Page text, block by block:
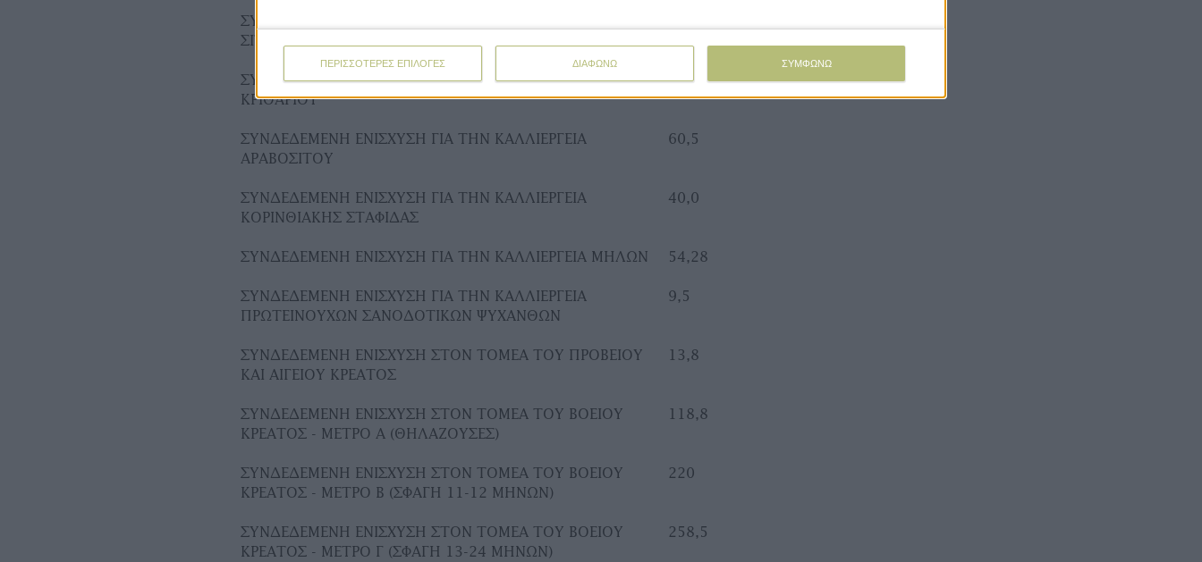
ΠΕΡΙΣΣΟΤΕΡΕΣ ΕΠΙΛΟΓΕΣ ΔΙΑΦΩΝΩ ΣΥΜΦΩΝΩ
ΣΥΝΔΕΔΕΜΕΝΗ ΕΝΙΣΧΥΣΗ ΓΙΑ ΤΗΝ ΚΑΛΛΙΕΡΓΕΙΑ ΜΑΛΑΚΟΥ
ΣΙΤΟΥ
ΣΥΝΔΕΔΕΜΕΝΗ ΕΝΙΣΧΥΣΗ ΓΙΑ ΤΗΝ ΚΑΛΛΙΕΡΓΕΙΑ
ΚΡΙΘΑΡΙΟΥ
11,5
ΣΥΝΔΕΔΕΜΕΝΗ ΕΝΙΣΧΥΣΗ ΓΙΑ ΤΗΝ ΚΑΛΛΙΕΡΓΕΙΑ
ΑΡΑΒΟΣΙΤΟΥ
60,5
ΣΥΝΔΕΔΕΜΕΝΗ ΕΝΙΣΧΥΣΗ ΓΙΑ ΤΗΝ ΚΑΛΛΙΕΡΓΕΙΑ
ΚΟΡΙΝΘΙΑΚΗΣ ΣΤΑΦΙΔΑΣ
40,0
ΣΥΝΔΕΔΕΜΕΝΗ ΕΝΙΣΧΥΣΗ ΓΙΑ ΤΗΝ ΚΑΛΛΙΕΡΓΕΙΑ ΜΗΛΩΝ 54,28
ΣΥΝΔΕΔΕΜΕΝΗ ΕΝΙΣΧΥΣΗ ΓΙΑ ΤΗΝ ΚΑΛΛΙΕΡΓΕΙΑ
ΠΡΩΤΕΙΝΟΥΧΩΝ ΣΑΝΟΔΟΤΙΚΩΝ ΨΥΧΑΝΘΩΝ
9,5
ΣΥΝΔΕΔΕΜΕΝΗ ΕΝΙΣΧΥΣΗ ΣΤΟΝ ΤΟΜΕΑ ΤΟΥ ΠΡΟΒΕΙΟΥ
ΚΑΙ ΑΙΓΕΙΟΥ ΚΡΕΑΤΟΣ
13,8
ΣΥΝΔΕΔΕΜΕΝΗ ΕΝΙΣΧΥΣΗ ΣΤΟΝ ΤΟΜΕΑ ΤΟΥ ΒΟΕΙΟΥ
ΚΡΕΑΤΟΣ - ΜΕΤΡΟ Α (ΘΗΛΑΖΟΥΣΕΣ)
118,8
ΣΥΝΔΕΔΕΜΕΝΗ ΕΝΙΣΧΥΣΗ ΣΤΟΝ ΤΟΜΕΑ ΤΟΥ ΒΟΕΙΟΥ
ΚΡΕΑΤΟΣ - ΜΕΤΡΟ Β (ΣΦΑΓΗ 11-12 ΜΗΝΩΝ)
220
ΣΥΝΔΕΔΕΜΕΝΗ ΕΝΙΣΧΥΣΗ ΣΤΟΝ ΤΟΜΕΑ ΤΟΥ ΒΟΕΙΟΥ
ΚΡΕΑΤΟΣ - ΜΕΤΡΟ Γ (ΣΦΑΓΗ 13-24 ΜΗΝΩΝ)
258,5